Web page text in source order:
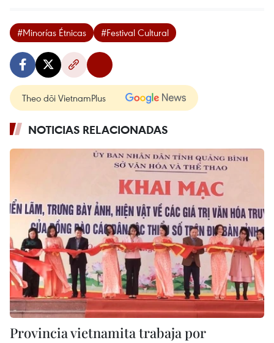
#Minorías Étnicas #Festival Cultural
Theo dõi VietnamPlus
NOTICIAS RELACIONADAS
Provincia vietnamita trabaja por